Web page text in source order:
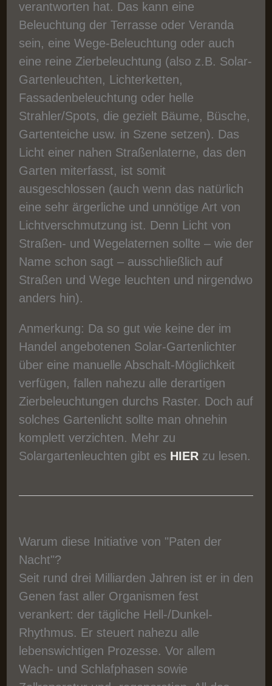
verantworten hat. Das kann eine
Beleuchtung der Terrasse oder Veranda
sein, eine Wege-Beleuchtung oder auch
eine reine Zierbeleuchtung (also z.B. Solar-
Gartenleuchten, Lichterketten,
Fassadenbeleuchtung oder helle
Strahler/Spots, die gezielt Bäume, Büsche,
Gartenteiche usw. in Szene setzen). Das
Licht einer nahen Straßenlaterne, das den
Garten miterfasst, ist somit
ausgeschlossen (auch wenn das natürlich
eine sehr ärgerliche und unnötige Art von
Lichtverschmutzung ist. Denn Licht von
Straßen- und Wegelaternen sollte – wie der
Name schon sagt – ausschließlich auf
Straßen und Wege leuchten und nirgendwo
anders hin).
Anmerkung: Da so gut wie keine der im
Handel angebotenen Solar-Gartenlichter
über eine manuelle Abschalt-Möglichkeit
verfügen, fallen nahezu alle derartigen
Zierbeleuchtungen durchs Raster. Doch auf
solches Gartenlicht sollte man ohnehin
komplett verzichten. Mehr zu
Solargartenleuchten gibt es HIERzu lesen.
Warum diese Initiative von "Paten der
Nacht"?
Seit rund drei Milliarden Jahren ist er in den
Genen fast aller Organismen fest
verankert: der tägliche Hell-/Dunkel-
Rhythmus. Er steuert nahezu alle
lebenswichtigen Prozesse. Vor allem
Wach- und Schlafphasen sowie